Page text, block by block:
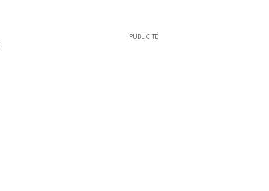
PUBLICITÉ